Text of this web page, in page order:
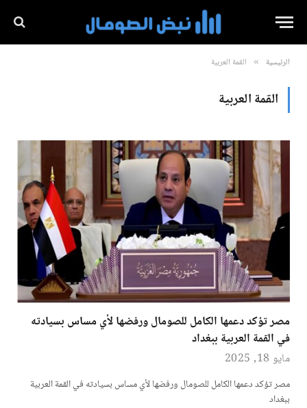
الرئيسية » القمة العربية
القمة العربية
مصر تؤكد دعمها الكامل للصومال ورفضها لأي مساس بسيادته
في القمة العربية ببغداد
مايو 18, 2025
مصر تؤكد دعمها الكامل للصومال ورفضها لأي مساس بسيادته في القمة العربية
ببغداد